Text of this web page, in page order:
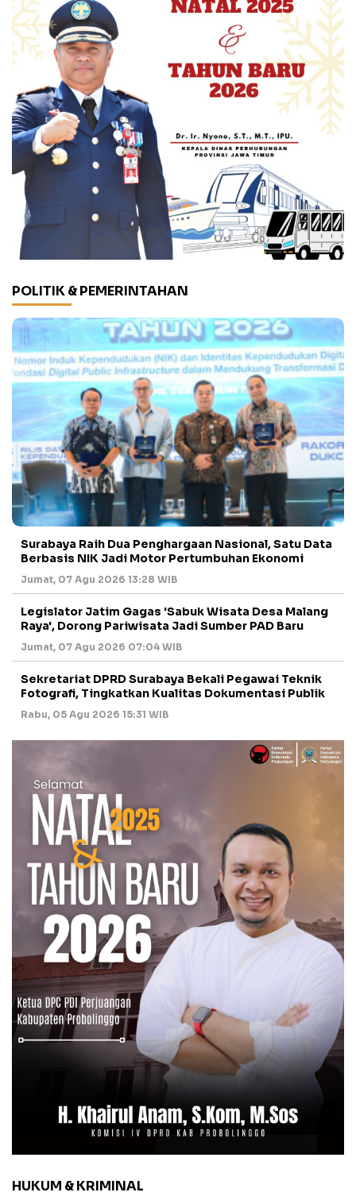
POLITIK & PEMERINTAHAN
Surabaya Raih Dua Penghargaan Nasional, Satu Data
Berbasis NIK Jadi Motor Pertumbuhan Ekonomi
Jumat, 07 Agu 2026 13:28 WIB
Legislator Jatim Gagas 'Sabuk Wisata Desa Malang
Raya', Dorong Pariwisata Jadi Sumber PAD Baru
Jumat, 07 Agu 2026 07:04 WIB
Sekretariat DPRD Surabaya Bekali Pegawai Teknik
Fotografi, Tingkatkan Kualitas Dokumentasi Publik
Rabu, 05 Agu 2026 15:31 WIB
HUKUM & KRIMINAL